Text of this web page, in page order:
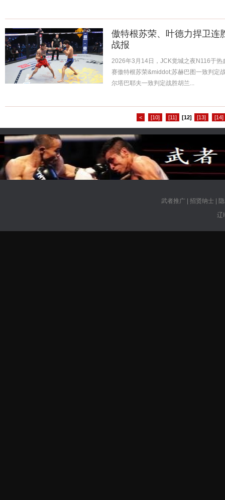
傲特根苏荣、叶德力捍卫连
战报
2026年3月14日，JCK觉城之夜N116于
赛傲特根苏荣&middot;苏赫巴图一致判定
尔塔巴耶夫一致判定战胜胡兰...
< [10] [11] [12] [13] [14]
武者推广| 招贤纳士|
辽